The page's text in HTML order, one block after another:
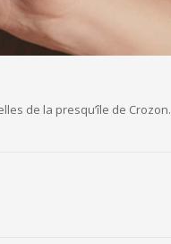
de la presqu’île de Crozon.